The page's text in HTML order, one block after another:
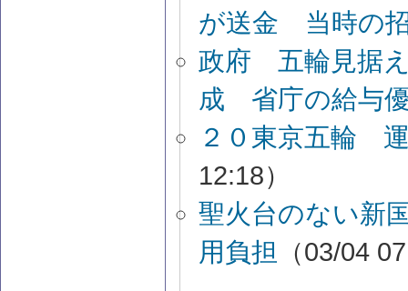
が送金 当時の
政府 五輪見据
成 省庁の給与
２０東京五輪
12:18）
聖火台のない
用負担
（03/04